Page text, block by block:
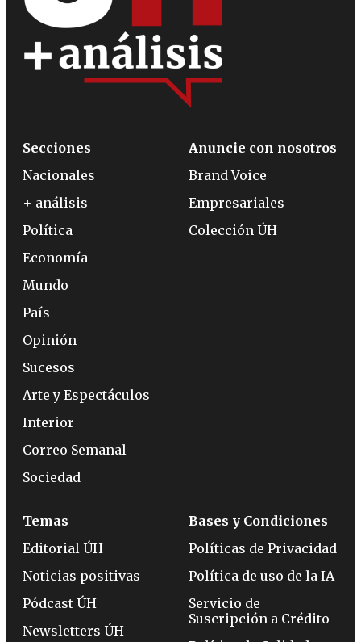
Secciones
Nacionales
+ análisis
Política
Economía
Mundo
País
Opinión
Sucesos
Arte y Espectáculos
Interior
Correo Semanal
Sociedad
Anuncie con nosotros
Brand Voice
Empresariales
Colección ÚH
Temas
Editorial ÚH
Noticias positivas
Pódcast ÚH
Newsletters ÚH
Bases y Condiciones
Políticas de Privacidad
Política de uso de la IA
Servicio de
Suscripción a Crédito